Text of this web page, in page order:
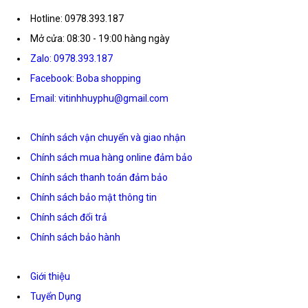
Hotline: 0978.393.187
Mở cửa: 08:30 - 19:00 hàng ngày
Zalo: 0978.393.187
Facebook: Boba shopping
Email: vitinhhuyphu@gmail.com
Chính sách vận chuyển và giao nhận
Chính sách mua hàng online đảm bảo
Chính sách thanh toán đảm bảo
Chính sách bảo mật thông tin
Chính sách đổi trả
Chính sách bảo hành
Giới thiệu
Tuyển Dụng